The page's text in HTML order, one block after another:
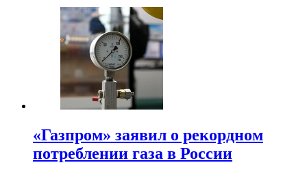
«Газпром» заявил о рекордном
потреблении газа в России